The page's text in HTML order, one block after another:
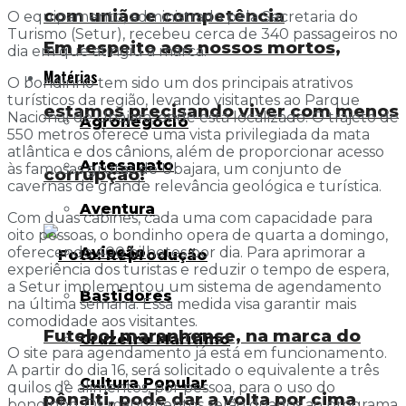
com união e competência
Matérias
Agronegócio
Artesanato
Aventura
Aviação
Bastidores
Cruzeiro Marítimo
Cultura Popular
Em respeito aos nossos mortos,
estamos precisando viver com menos
corrupção!
Futebol maranhense, na marca do
pênalti, pode dar a volta por cima
O equipamento, administrado pela Secretaria do
Turismo (Setur), recebeu cerca de 340 passageiros no
dia em que atingiu a marca.
O bondinho tem sido um dos principais atrativos
turísticos da região, levando visitantes ao Parque
Nacional de Ubajara, onde está localizado. O trajeto de
550 metros oferece uma vista privilegiada da mata
atlântica e dos cânions, além de proporcionar acesso
às famosas grutas de Ubajara, um conjunto de
cavernas de grande relevância geológica e turística.
Com duas cabines, cada uma com capacidade para
oito pessoas, o bondinho opera de quarta a domingo,
oferecendo 400 bilhetes por dia. Para aprimorar a
experiência dos turistas e reduzir o tempo de espera,
a Setur implementou um sistema de agendamento
na última semana. Essa medida visa garantir mais
comodidade aos visitantes.
O site para agendamento já está em funcionamento.
A partir do dia 16, será solicitado o equivalente a três
quilos de alimentos, por pessoa, para o uso do